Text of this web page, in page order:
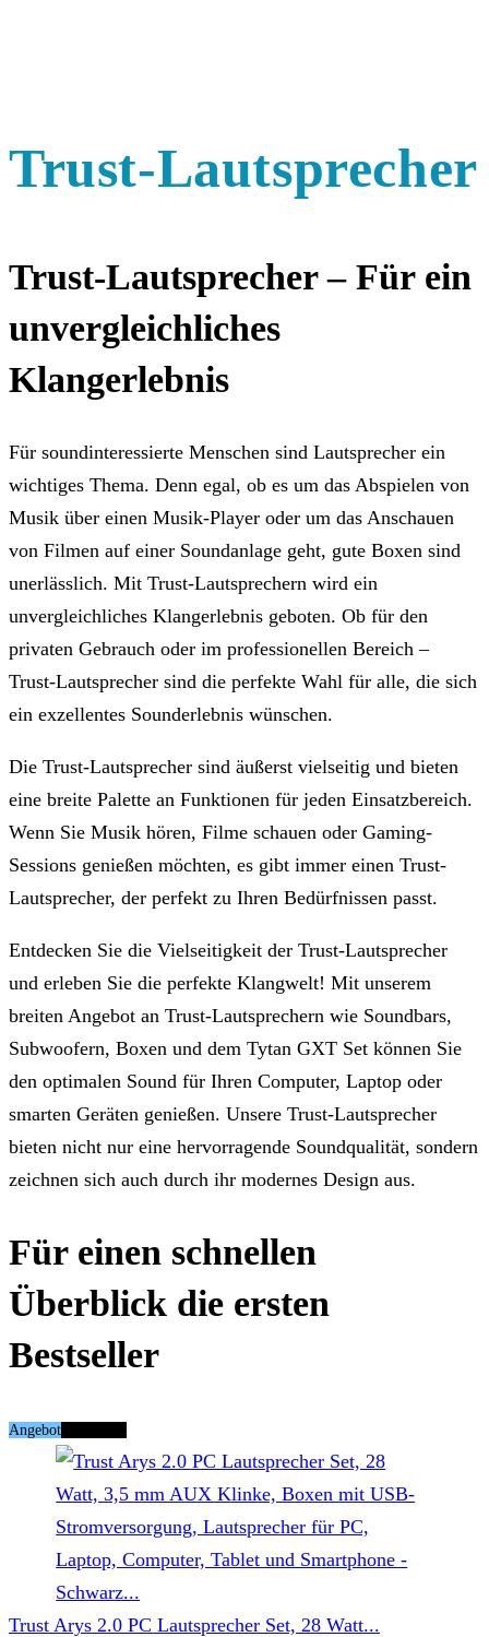
Trust-Lautsprecher
Trust-Lautsprecher – Für ein
unvergleichliches
Klangerlebnis
Für soundinteressierte Menschen sind Lautsprecher ein
wichtiges Thema. Denn egal, ob es um das Abspielen von
Musik über einen Musik-Player oder um das Anschauen
von Filmen auf einer Soundanlage geht, gute Boxen sind
unerlässlich. Mit Trust-Lautsprechern wird ein
unvergleichliches Klangerlebnis geboten. Ob für den
privaten Gebrauch oder im professionellen Bereich –
Trust-Lautsprecher sind die perfekte Wahl für alle, die sich
ein exzellentes Sounderlebnis wünschen.
Die Trust-Lautsprecher sind äußerst vielseitig und bieten
eine breite Palette an Funktionen für jeden Einsatzbereich.
Wenn Sie Musik hören, Filme schauen oder Gaming-
Sessions genießen möchten, es gibt immer einen Trust-
Lautsprecher, der perfekt zu Ihren Bedürfnissen passt.
Entdecken Sie die Vielseitigkeit der Trust-Lautsprecher
und erleben Sie die perfekte Klangwelt! Mit unserem
breiten Angebot an Trust-Lautsprechern wie Soundbars,
Subwoofern, Boxen und dem Tytan GXT Set können Sie
den optimalen Sound für Ihren Computer, Laptop oder
smarten Geräten genießen. Unsere Trust-Lautsprecher
bieten nicht nur eine hervorragende Soundqualität, sondern
zeichnen sich auch durch ihr modernes Design aus.
Für einen schnellen
Überblick die ersten
Bestseller
Angebot
Trust Arys 2.0 PC Lautsprecher Set, 28 Watt...